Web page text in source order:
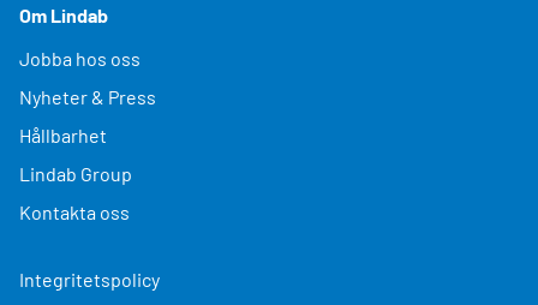
Om Lindab
Jobba hos oss
Nyheter & Press
Hållbarhet
Lindab Group
Kontakta oss
Integritetspolicy